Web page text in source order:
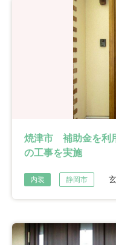
焼津市 補助金を利
の工事を実施
内装 静岡市